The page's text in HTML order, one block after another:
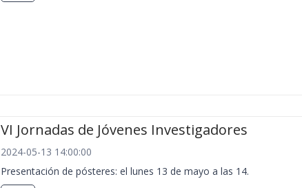
VI Jornadas de Jóvenes Investigadores
2024-05-13 14:00:00
Presentación de pósteres: el lunes 13 de mayo a las 14.